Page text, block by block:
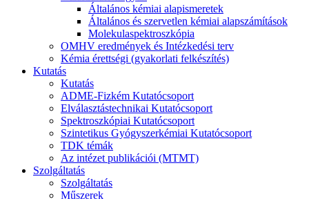
Általános kémiai alapismeretek
Általános és szervetlen kémiai alapszámítások
Molekulaspektroszkópia
OMHV eredmények és Intézkedési terv
Kémia érettségi (gyakorlati felkészítés)
Kutatás
Kutatás
ADME-Fizkém Kutatócsoport
Elválasztástechnikai Kutatócsoport
Spektroszkópiai Kutatócsoport
Szintetikus Gyógyszerkémiai Kutatócsoport
TDK témák
Az intézet publikációi (MTMT)
Szolgáltatás
Szolgáltatás
Műszerek